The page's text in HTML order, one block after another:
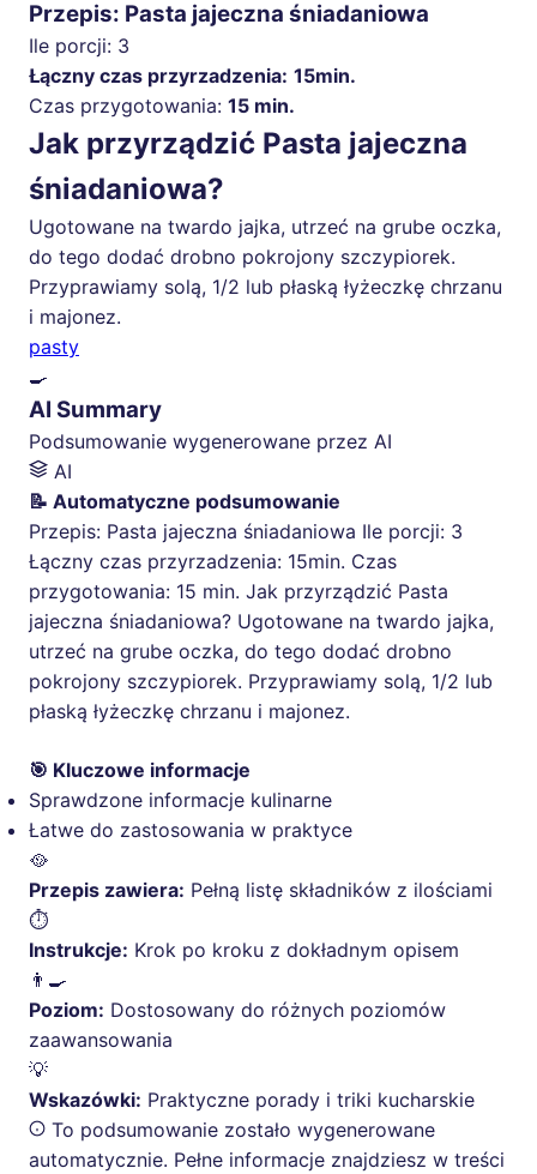
Przepis: Pasta jajeczna śniadaniowa
Ile porcji: 3
Łączny czas przyrzadzenia: 15min.
Czas przygotowania: 15 min.
Jak przyrządzić Pasta jajeczna
śniadaniowa?
Ugotowane na twardo jajka, utrzeć na grube oczka,
do tego dodać drobno pokrojony szczypiorek.
Przyprawiamy solą, 1/2 lub płaską łyżeczkę chrzanu
i majonez.
pasty
🍳
AI Summary
Podsumowanie wygenerowane przez AI
AI
📝 Automatyczne podsumowanie
Przepis: Pasta jajeczna śniadaniowa Ile porcji: 3
Łączny czas przyrzadzenia: 15min. Czas
przygotowania: 15 min. Jak przyrządzić Pasta
jajeczna śniadaniowa? Ugotowane na twardo jajka,
utrzeć na grube oczka, do tego dodać drobno
pokrojony szczypiorek. Przyprawiamy solą, 1/2 lub
płaską łyżeczkę chrzanu i majonez.
🎯 Kluczowe informacje
Sprawdzone informacje kulinarne
Łatwe do zastosowania w praktyce
🥘
Przepis zawiera: Pełną listę składników z ilościami
⏱️
Instrukcje: Krok po kroku z dokładnym opisem
👨‍🍳
Poziom: Dostosowany do różnych poziomów
zaawansowania
💡
Wskazówki: Praktyczne porady i triki kucharskie
To podsumowanie zostało wygenerowane
automatycznie. Pełne informacje znajdziesz w treści